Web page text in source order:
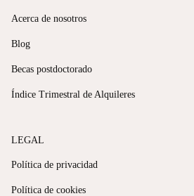
Acerca de nosotros
Blog
Becas postdoctorado
Índice Trimestral de Alquileres
LEGAL
Política de privacidad
Política de cookies